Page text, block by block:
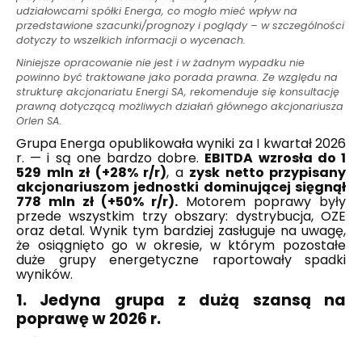
udziałowcami spółki Energa, co mogło mieć wpływ na
przedstawione szacunki/prognozy i poglądy – w szczególności
dotyczy to wszelkich informacji o wycenach.
Niniejsze opracowanie nie jest i w żadnym wypadku nie
powinno być traktowane jako porada prawna. Ze względu na
strukturę akcjonariatu Energi SA, rekomenduje się konsultację
prawną dotyczącą możliwych działań głównego akcjonariusza
Orlen SA.
Grupa Energa opublikowała wyniki za I kwartał 2026
r. — i są one bardzo dobre. EBITDA wzrosła do 1
529 mln zł (+28% r/r), a zysk netto przypisany
akcjonariuszom jednostki dominującej sięgnął
778 mln zł (+50% r/r). Motorem poprawy były
przede wszystkim trzy obszary: dystrybucja, OZE
oraz detal. Wynik tym bardziej zasługuje na uwagę,
że osiągnięto go w okresie, w którym pozostałe
duże grupy energetyczne raportowały spadki
wyników.
1. Jedyna grupa z dużą szansą na
poprawę w 2026 r.